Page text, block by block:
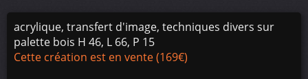
acrylique, transfert d'image, techniques divers sur
palette bois H 46, L 66, P 15
Cette création est en vente (169€)